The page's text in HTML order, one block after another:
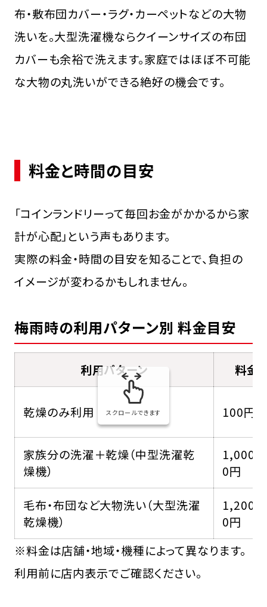
布・敷布団カバー・ラグ・カーペットなどの大物
洗いを。大型洗濯機ならクイーンサイズの布団
カバーも余裕で洗えます。家庭ではほぼ不可能
な大物の丸洗いができる絶好の機会です。
料金と時間の目安
「コインランドリーって毎回お金がかかるから家
計が心配」という声もあります。
実際の料金・時間の目安を知ることで、負担の
イメージが変わるかもしれません。
梅雨時の利用パターン別 料金目安
利用パターン 料金
乾燥のみ利用 100円〜
家族分の洗濯＋乾燥（中型洗濯乾
燥機）
1,000
0円
毛布・布団など大物洗い（大型洗濯
乾燥機）
1,200
0円
※料金は店舗・地域・機種によって異なります。
利用前に店内表示でご確認ください。
スクロールできます